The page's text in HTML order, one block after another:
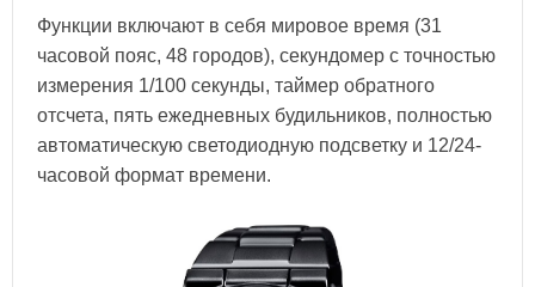
Функции включают в себя мировое время (31
часовой пояс, 48 городов), секундомер с точностью
измерения 1/100 секунды, таймер обратного
отсчета, пять ежедневных будильников, полностью
автоматическую светодиодную подсветку и 12/24-
часовой формат времени.